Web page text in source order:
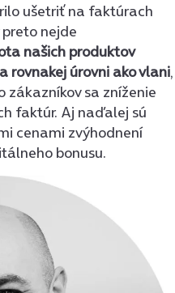
ušetriť na faktúrach
nejde
našich produktov
rovnakej úrovni ako vlani,
sa zníženie
faktúr. Aj naďalej sú
cenami zvýhodnení
bonusu.